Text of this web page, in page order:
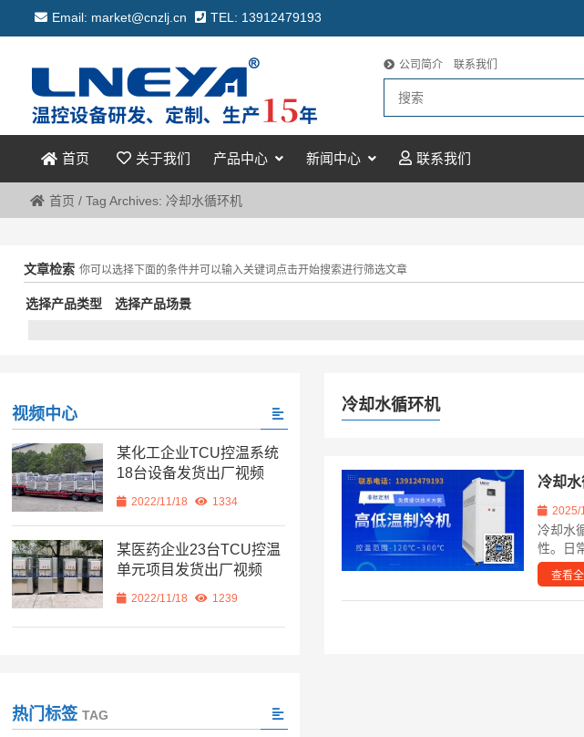
Email: market@cnzlj.cn TEL: 13912479193
公司简介 联系我们
首页 关于我们 产品中心 新闻中心 联系我们
首页 / Tag Archives: 冷却水循环机
文章检索 你可以选择下面的条件并可以输入关键词点击开始搜索进行筛选文章
选择产品类型 选择产品场景
冷却水循环机
冷却
2025/
冷却水
性。日
查看
视频中心
某化工企业TCU控温系统
18台设备发货出厂视频
2022/11/18 1334
某医药企业23台TCU控温
单元项目发货出厂视频
2022/11/18 1239
热门标签 TAG